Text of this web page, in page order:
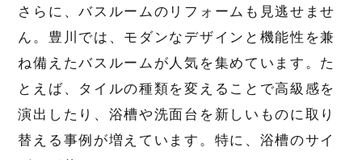
さらに、バスルームのリフォームも見逃せませ
ん。豊川では、モダンなデザインと機能性を兼
ね備えたバスルームが人気を集めています。た
とえば、タイルの種類を変えることで高級感を
演出したり、浴槽や洗面台を新しいものに取り
替える事例が増えています。特に、浴槽のサイ